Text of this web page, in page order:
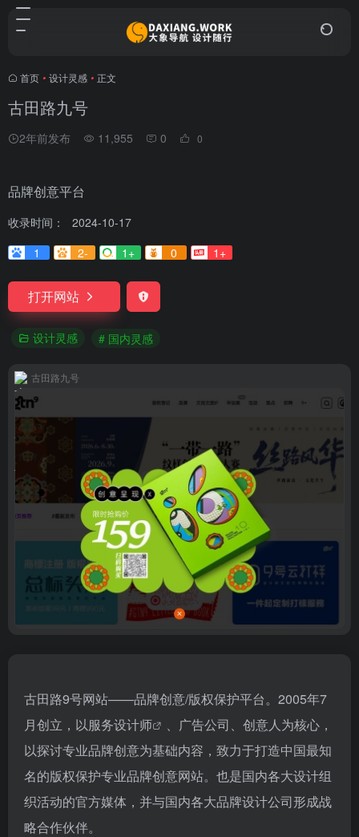
首页 • 设计灵感 • 正文
古田路九号
2年前发布 11,955 0 0
品牌创意平台
收录时间：
2024-10-17
1
2- 1+ 0 1+
打开网站
设计灵感 # 国内灵感
古田路九号
古田路9号网站——品牌创意/版权保护平台。2005年7
月创立，以服务设计师
、广告公司、创意人为核心，
以探讨专业品牌创意为基础内容，致力于打造中国最知
名的版权保护专业品牌创意网站。也是国内各大设计组
织活动的官方媒体，并与国内各大品牌设计公司形成战
略合作伙伴。